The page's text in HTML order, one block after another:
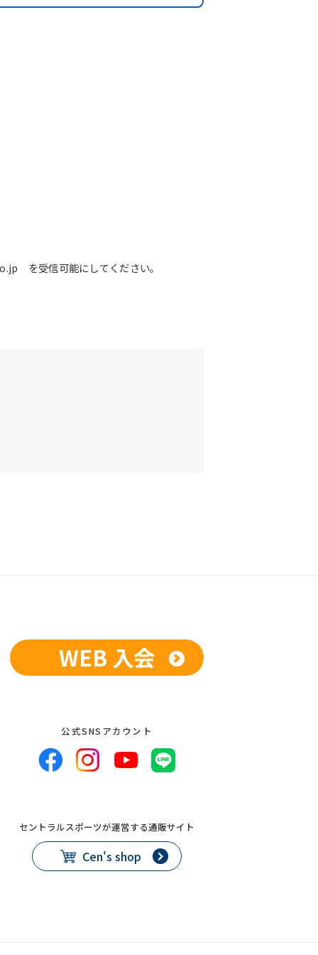
を受信可能にしてください。
WEB 入会
公式SNSアカウント
セントラルスポーツが運営する通販サイト
Cen's shop